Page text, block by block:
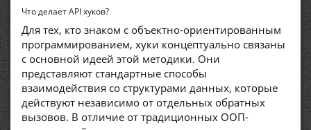
Что делает API хуков?
Для тех, кто знаком с объектно-ориентированным
программированием, хуки концептуально связаны
с основной идеей этой методики. Они
представляют стандартные способы
взаимодействия со структурами данных, которые
действуют независимо от отдельных обратных
вызовов. В отличие от традиционных ООП-